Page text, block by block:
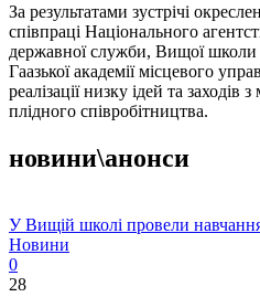
За результатами зустрічі
співпраці Національного
державної служби, Вищої школи
Гаазької академії місцевого
реалізації низку ідей та
плідного співробітництва.
новини\анонси
У Вищій школі провели
Новини
0
28